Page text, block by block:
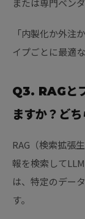
または専門ベン
「内製化か外注
イプごとに最適
Q3. RAGと
ますか？ど
RAG（検索拡張
報を検索して
は、特定のデー
す。